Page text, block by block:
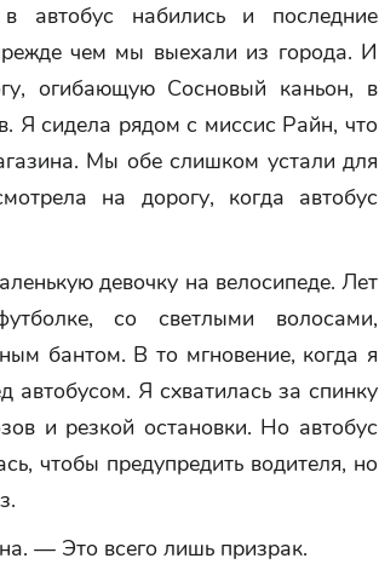
набились и последние
чем мы выехали из города. И
огибающую Сосновый каньон, в
Я сидела рядом с миссис Райн, что
Мы обе слишком устали для
на дорогу, когда автобус
девочку на велосипеде. Лет
со светлыми волосами,
бантом. В то мгновение, когда я
автобусом. Я схватилась за спинку
и резкой остановки. Но автобус
чтобы предупредить водителя, но
— Это всего лишь призрак.